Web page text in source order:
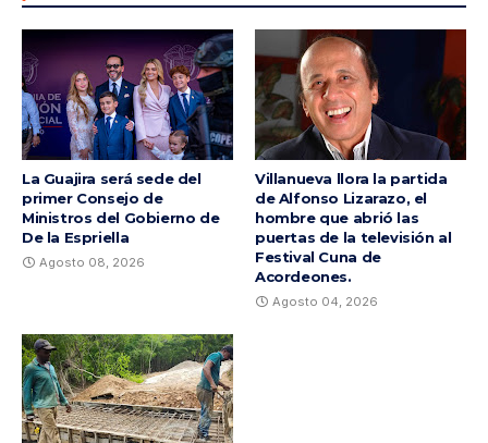
La Guajira será sede del
primer Consejo de
Ministros del Gobierno de
De la Espriella
Agosto 08, 2026
Villanueva llora la partida
de Alfonso Lizarazo, el
hombre que abrió las
puertas de la televisión al
Festival Cuna de
Acordeones.
Agosto 04, 2026